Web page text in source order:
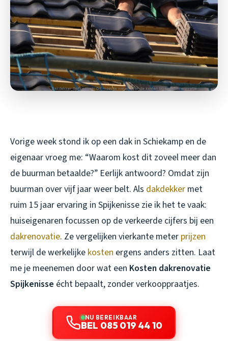
Vorige week stond ik op een dak in Schiekamp en de
eigenaar vroeg me: “Waarom kost dit zoveel meer dan
de buurman betaalde?” Eerlijk antwoord? Omdat zijn
buurman over vijf jaar weer belt. Als dakdekker met
ruim 15 jaar ervaring in Spijkenisse zie ik het te vaak:
huiseigenaren focussen op de verkeerde cijfers bij een
dakrenovatie. Ze vergelijken vierkante meter prijzen
terwijl de werkelijke kosten ergens anders zitten. Laat
me je meenemen door wat een Kosten dakrenovatie
Spijkenisse écht bepaalt, zonder verkooppraatjes.
NU BEREIKBAAR
BEL 085 019 44 10